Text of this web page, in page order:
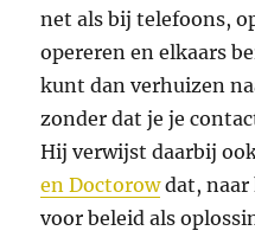
net als bij telefoons,
opereren en elkaars
kunt dan verhuizen
zonder dat je je
Hij verwijst daarbij
en Doctorowdat, naar
voor beleid als